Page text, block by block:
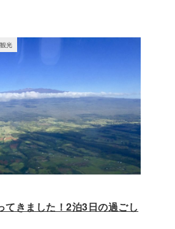
観光
てきました！2泊3日の過ごし